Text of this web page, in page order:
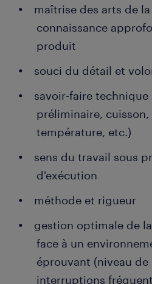
maîtrise des arts de
connaissance
produit
souci du détail et
savoir-faire
préliminaire, cuisson,
température, etc.)
sens du travail sous
d'exécution
méthode et rigueur
gestion optimale de
face à un
éprouvant (niveau
interruptions